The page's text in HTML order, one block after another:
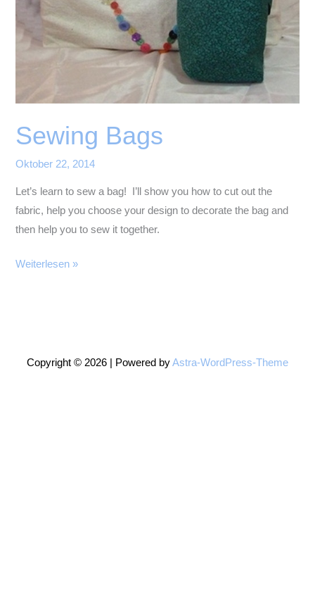
Sewing Bags
Oktober 22, 2014
Let’s learn to sew a bag! I’ll show you how to cut out the
fabric, help you choose your design to decorate the bag and
then help you to sew it together.
Sewing
Weiterlesen »
Copyright © 2026 | Powered byAstra-WordPress-Theme